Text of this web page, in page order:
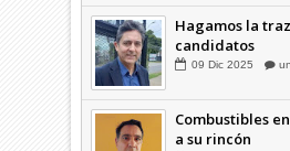
Hagamos la
candidatos
09 Dic 2025
Combustibles
a su rincón